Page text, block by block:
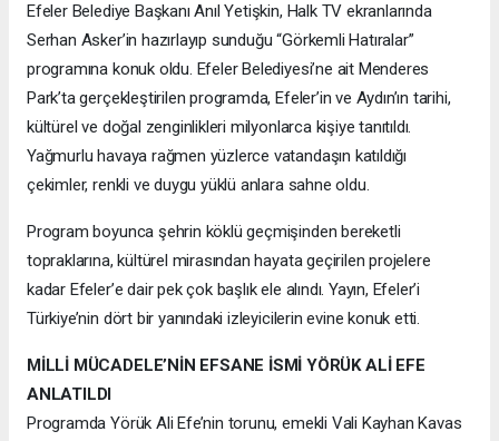
Efeler Belediye Başkanı Anıl Yetişkin, Halk TV ekranlarında
Serhan Asker’in hazırlayıp sunduğu “Görkemli Hatıralar”
programına konuk oldu. Efeler Belediyesi’ne ait Menderes
Park’ta gerçekleştirilen programda, Efeler’in ve Aydın’ın tarihi,
kültürel ve doğal zenginlikleri milyonlarca kişiye tanıtıldı.
Yağmurlu havaya rağmen yüzlerce vatandaşın katıldığı
çekimler, renkli ve duygu yüklü anlara sahne oldu.
Program boyunca şehrin köklü geçmişinden bereketli
topraklarına, kültürel mirasından hayata geçirilen projelere
kadar Efeler’e dair pek çok başlık ele alındı. Yayın, Efeler’i
Türkiye’nin dört bir yanındaki izleyicilerin evine konuk etti.
MİLLİ MÜCADELE’NİN EFSANE İSMİ YÖRÜK ALİ EFE
ANLATILDI
Programda Yörük Ali Efe’nin torunu, emekli Vali Kayhan Kavas